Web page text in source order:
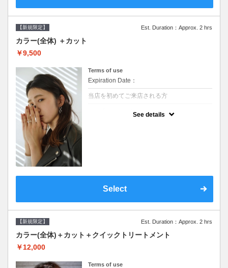
【新規限定】 Est. Duration：Approx. 2 hrs
カラー(全体) ＋カット
￥9,500
Terms of use
Expiration Date：
当店を初めてご来店される方
See details
Select
【新規限定】 Est. Duration：Approx. 2 hrs
カラー(全体)＋カット＋クイックトリートメント
￥12,000
Terms of use